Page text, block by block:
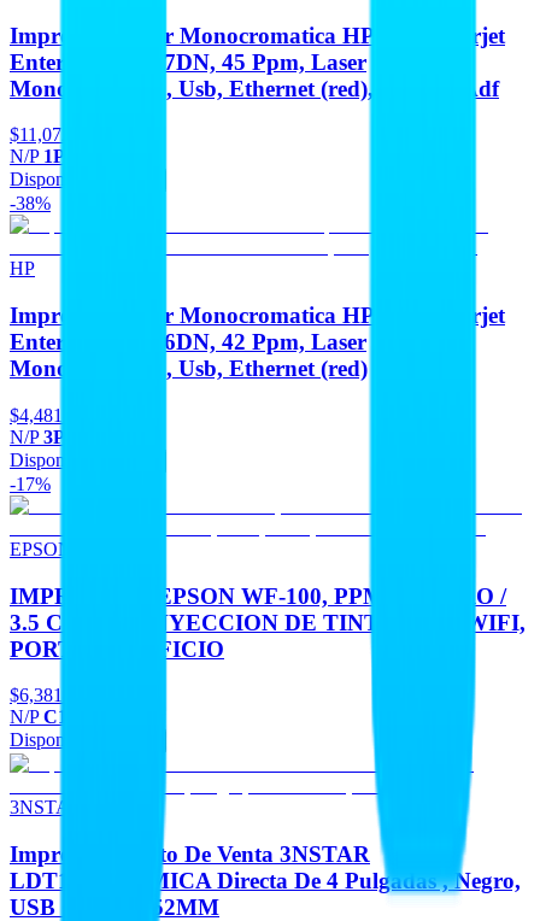
Impresora Laser Monocromatica HP Ops Laserjet
Enterprise M507DN, 45 Ppm, Laser
Monocromatica, Usb, Ethernet (red), Duplex, Adf
$11,072
N/P 1PV87A#BGJ
Disponible
-38%
HP
Impresora Laser Monocromatica HP Ops Laserjet
Enterprise M406DN, 42 Ppm, Laser
Monocromatica, Usb, Ethernet (red)
$4,481
N/P3PZ15A#BGJ
Disponible
-17%
EPSON
IMPRESORA EPSON WF-100, PPM 7 NEGRO /
3.5 COLOR, INYECCION DE TINTA, USB, WIFI,
PORTATIL, OFICIO
$6,381
N/PC11CE05302
Disponible
3NSTAR
Impresora Punto De Venta 3NSTAR
LDT124,TERMICA Directa De 4 Pulgadas , Negro,
USB + Lan , 152MM